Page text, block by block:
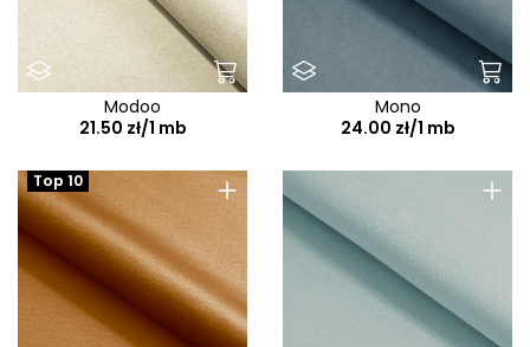
Modoo
21.50 zł/1 mb
Mono
24.00 zł/1 mb
+
Top 10 +